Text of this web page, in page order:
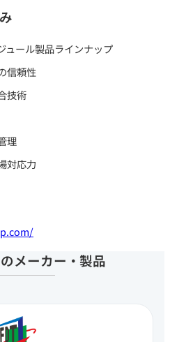
ュール製品ラインナップ
信頼性
技術
理
対応力
メーカー・製品